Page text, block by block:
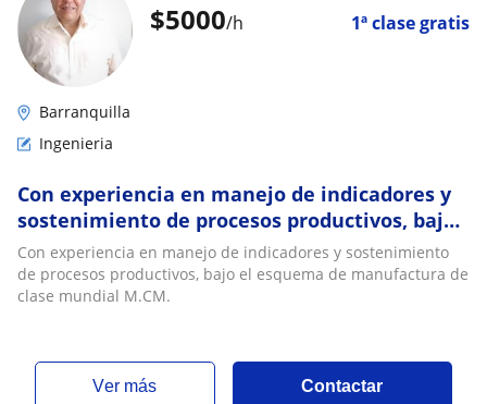
$5000/h 1ª clase gratis
Barranquilla
Ingenieria
Con experiencia en manejo de indicadores y
sostenimiento de procesos productivos, bajo
el esquema de manufactura de clase mundial
M.CM
Con experiencia en manejo de indicadores y sostenimiento
de procesos productivos, bajo el esquema de manufactura de
clase mundial M.CM.
ver más Contactar